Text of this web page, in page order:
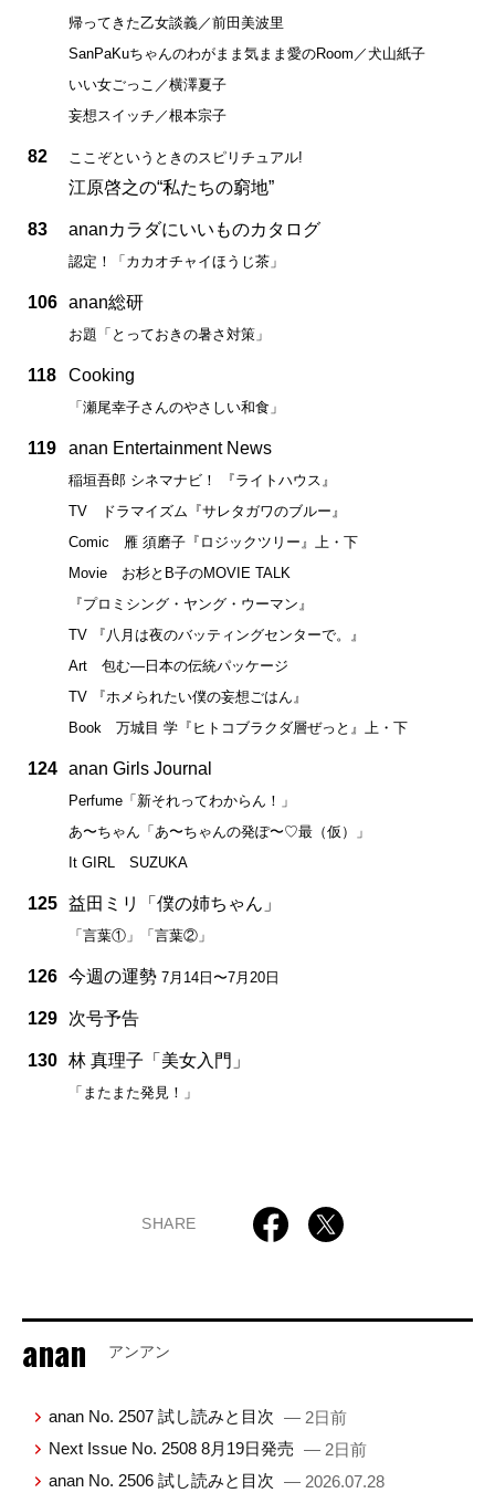
帰ってきた乙女談義／前田美波里
SanPaKuちゃんのわがまま気まま愛のRoom／犬山紙子
いい女ごっこ／横澤夏子
妄想スイッチ／根本宗子
82 ここぞというときのスピリチュアル!
江原啓之の“私たちの窮地”
83 ananカラダにいいものカタログ
認定！「カカオチャイほうじ茶」
106 anan総研
お題「とっておきの暑さ対策」
118 Cooking
「瀬尾幸子さんのやさしい和食」
119 anan Entertainment News
稲垣吾郎 シネマナビ！ 『ライトハウス』
TV ドラマイズム『サレタガワのブルー』
Comic 雁 須磨子『ロジックツリー』上・下
Movie お杉とB子のMOVIE TALK
『プロミシング・ヤング・ウーマン』
TV 『八月は夜のバッティングセンターで。』
Art 包む—日本の伝統パッケージ
TV 『ホメられたい僕の妄想ごはん』
Book 万城目 学『ヒトコブラクダ層ぜっと』上・下
124 anan Girls Journal
Perfume「新それってわからん！」
あ〜ちゃん「あ〜ちゃんの発ぽ〜♡最（仮）」
It GIRL SUZUKA
125 益田ミリ「僕の姉ちゃん」
「言葉①」「言葉②」
126 今週の運勢 7月14日〜7月20日
129 次号予告
130 林 真理子「美女入門」
「またまた発見！」
SHARE
anan アンアン
anan No. 2507 試し読みと目次 — 2日前
Next Issue No. 2508 8月19日発売 — 2日前
anan No. 2506 試し読みと目次 — 2026.07.28